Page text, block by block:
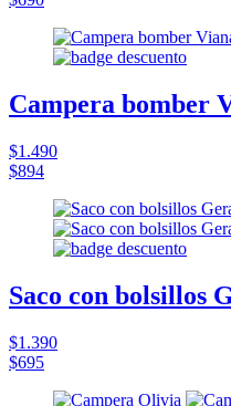
Campera bomber
$1.490
$894
Saco con bolsillos
$1.390
$695